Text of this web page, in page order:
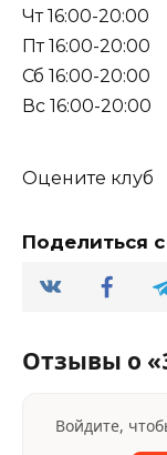
Чт 16:00-20:00
Пт 16:00-20:00
Сб 16:00-20:00
Вс 16:00-20:00
Оцените клуб
Поделиться
Отзывы о
Войдите,